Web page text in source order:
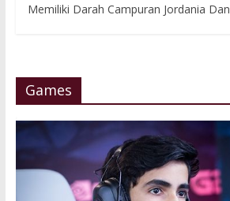
Memiliki Darah Campuran Jordania Dan
Games